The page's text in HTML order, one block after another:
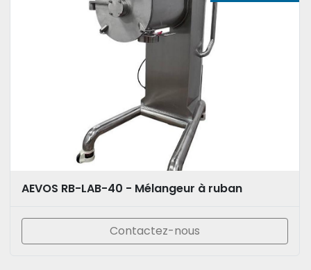
AEVOS RB-LAB-40 - Mélangeur à ruban
Contactez-nous